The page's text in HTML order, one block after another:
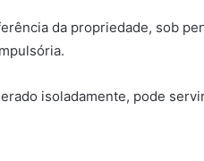
da propriedade, sob
isoladamente, pode